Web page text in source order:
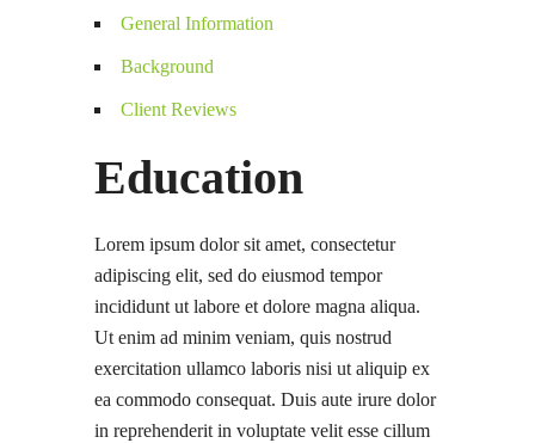
General Information
Background
Client Reviews
Education
Lorem ipsum dolor sit amet, consectetur
adipiscing elit, sed do eiusmod tempor
incididunt ut labore et dolore magna aliqua.
Ut enim ad minim veniam, quis nostrud
exercitation ullamco laboris nisi ut aliquip ex
ea commodo consequat. Duis aute irure dolor
in reprehenderit in voluptate velit esse cillum